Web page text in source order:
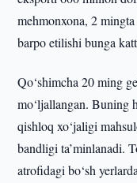
mehmonxona, 2
barpo etilishi bunga
Qo‘shimcha 20 ming
mo‘ljallangan. Buning
qishloq xo‘jaligi
bandligi ta’minlanadi.
atrofidagi bo‘sh